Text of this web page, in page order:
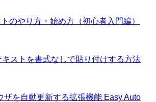
のやり方・始め方（初心者入門編）
ストを書式なしで貼り付けする方法
ザを自動更新する拡張機能 Easy Auto